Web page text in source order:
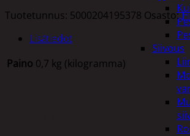
Siivous
Tuotetunnus: 5000204195378 Osasto:
Lisätiedot
Paino 0,7 kg (kilogramma)